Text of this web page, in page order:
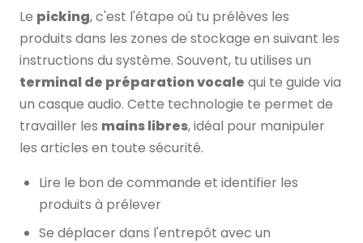
Le picking, c'est l'étape où tu prélèves les
produits dans les zones de stockage en suivant les
instructions du système. Souvent, tu utilises un
terminal de préparation vocale qui te guide via
un casque audio. Cette technologie te permet de
travailler les mains libres, idéal pour manipuler
les articles en toute sécurité.
Lire le bon de commande et identifier les
produits à prélever
Se déplacer dans l'entrepôt avec un